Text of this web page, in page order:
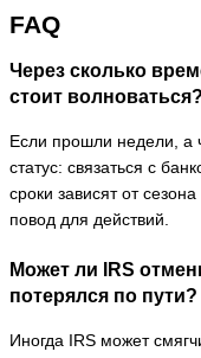
FAQ
Через сколько
стоит волноваться?
Если прошли недели, а
статус: связаться с
сроки зависят от
повод для действий.
Может ли IRS
потерялся по пути?
Иногда IRS может